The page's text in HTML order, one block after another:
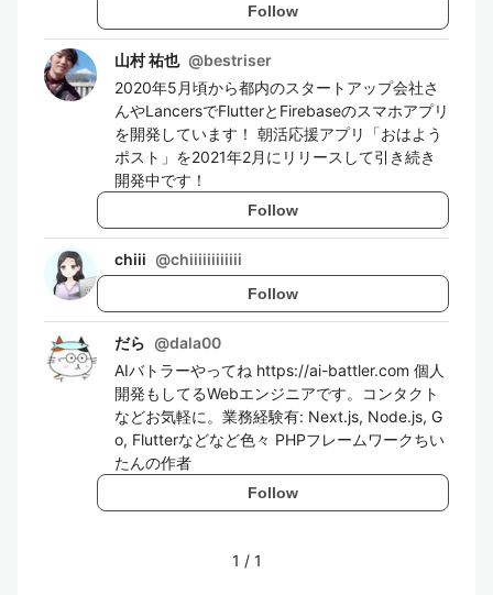
Follow
山村 祐也 @bestriser
2020年5月頃から都内のスタートアップ会社さ
んやLancersでFlutterとFirebaseのスマホアプリ
を開発しています！ 朝活応援アプリ「おはよう
ポスト」を2021年2月にリリースして引き続き
開発中です！
Follow
chiii @chiiiiiiiiiiii
Follow
だら @dala00
AIバトラーやってね https://ai-battler.com 個人
開発もしてるWebエンジニアです。コンタクト
などお気軽に。業務経験有: Next.js, Node.js, G
o, Flutterなどなど色々 PHPフレームワークちい
たんの作者
Follow
1 / 1